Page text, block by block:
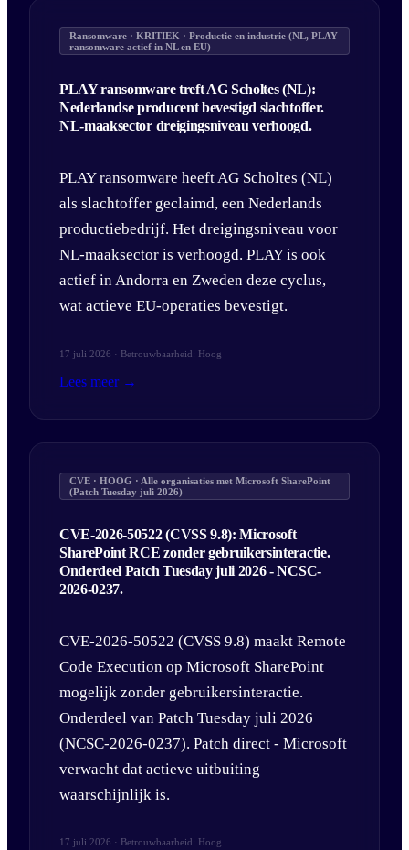
Ransomware · KRITIEK · Productie en industrie (NL, PLAY
ransomware actief in NL en EU)
PLAY ransomware treft AG Scholtes (NL):
Nederlandse producent bevestigd slachtoffer.
NL-maaksector dreigingsniveau verhoogd.
PLAY ransomware heeft AG Scholtes (NL)
als slachtoffer geclaimd, een Nederlands
productiebedrijf. Het dreigingsniveau voor
NL-maaksector is verhoogd. PLAY is ook
actief in Andorra en Zweden deze cyclus,
wat actieve EU-operaties bevestigt.
17 juli 2026 · Betrouwbaarheid: Hoog
Lees meer →
CVE · HOOG · Alle organisaties met Microsoft SharePoint
(Patch Tuesday juli 2026)
CVE-2026-50522 (CVSS 9.8): Microsoft
SharePoint RCE zonder gebruikersinteractie.
Onderdeel Patch Tuesday juli 2026 - NCSC-
2026-0237.
CVE-2026-50522 (CVSS 9.8) maakt Remote
Code Execution op Microsoft SharePoint
mogelijk zonder gebruikersinteractie.
Onderdeel van Patch Tuesday juli 2026
(NCSC-2026-0237). Patch direct - Microsoft
verwacht dat actieve uitbuiting
waarschijnlijk is.
17 juli 2026 · Betrouwbaarheid: Hoog